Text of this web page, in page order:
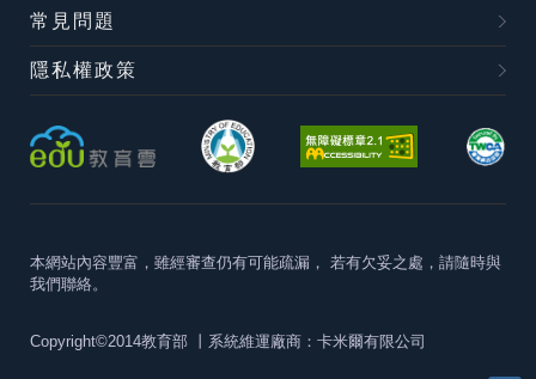
常見問題
隱私權政策
本網站內容豐富，雖經審查仍有可能疏漏， 若有欠妥之處，請隨時與
我們聯絡。
Copyright©2014教育部 丨系統維運廠商：卡米爾有限公司